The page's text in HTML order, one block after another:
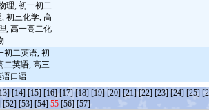
理, 初一初二
初三化学, 高
, 高一高二化
初二英语, 初
二英语, 高三
语口语
[14] [15] [16] [17] [18] [19] [20] [21] [22] [23] [24] [25]
[52] [53] [54] 55 [56] [57]